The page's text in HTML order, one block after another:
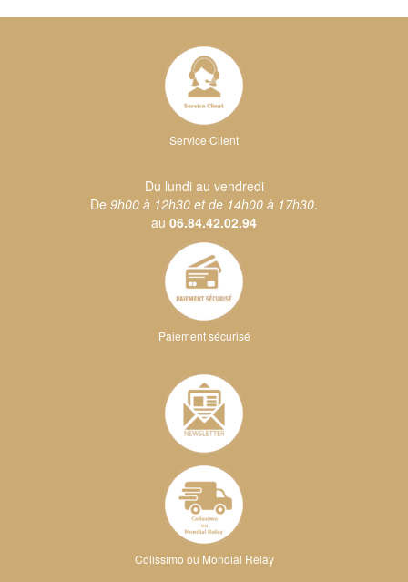
Service Client
Du lundi au vendredi
De 9h00 à 12h30 et de 14h00 à 17h30.
au 06.84.42.02.94
Paiement sécurisé
Colissimo ou Mondial Relay